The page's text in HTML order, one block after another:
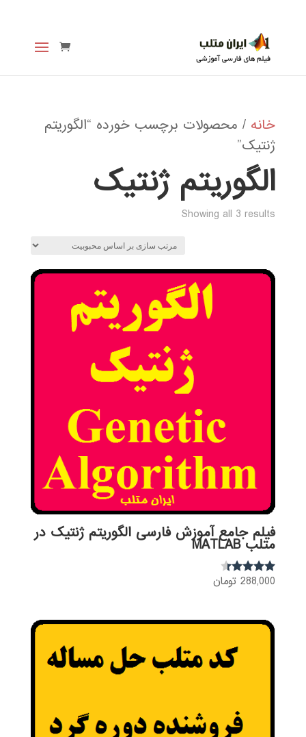
خانه / محصولات برچسب خورده “الگوریتم
ژنتیک”
الگوریتم ژنتیک
Showing all 3 results
Sorted
فیلم جامع آموزش فارسی الگوریتم ژنتیک در
متلب MATLAB
نمره
288,000 تومان